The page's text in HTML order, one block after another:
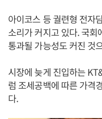
아이코스 등 궐련형 전자
소리가 커지고 있다. 국
통과될 가능성도 커진 것
시장에 늦게 진입하는
럼 조세공백에 따른 가격
다.